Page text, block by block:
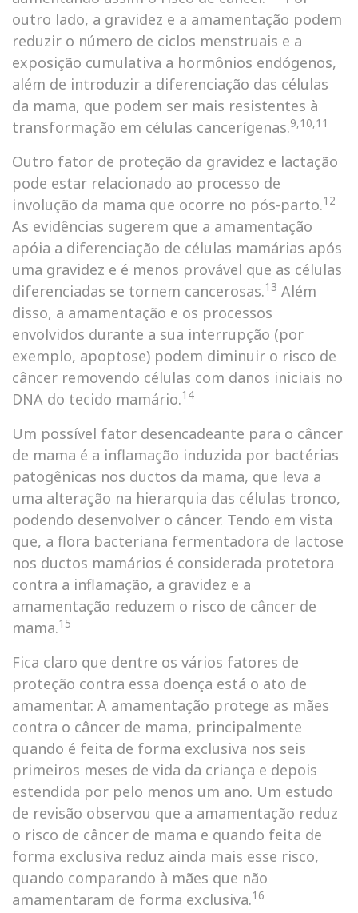
outro lado, a gravidez e a amamentação podem
reduzir o número de ciclos menstruais e a
exposição cumulativa a hormônios endógenos,
além de introduzir a diferenciação das células
da mama, que podem ser mais resistentes à
transformação em células cancerígenas.9,10,11
Outro fator de proteção da gravidez e lactação
pode estar relacionado ao processo de
involução da mama que ocorre no pós-parto.12
As evidências sugerem que a amamentação
apóia a diferenciação de células mamárias após
uma gravidez e é menos provável que as células
diferenciadas se tornem cancerosas.13 Além
disso, a amamentação e os processos
envolvidos durante a sua interrupção (por
exemplo, apoptose) podem diminuir o risco de
câncer removendo células com danos iniciais no
DNA do tecido mamário.14
Um possível fator desencadeante para o câncer
de mama é a inflamação induzida por bactérias
patogênicas nos ductos da mama, que leva a
uma alteração na hierarquia das células tronco,
podendo desenvolver o câncer. Tendo em vista
que, a flora bacteriana fermentadora de lactose
nos ductos mamários é considerada protetora
contra a inflamação, a gravidez e a
amamentação reduzem o risco de câncer de
mama.15
Fica claro que dentre os vários fatores de
proteção contra essa doença está o ato de
amamentar. A amamentação protege as mães
contra o câncer de mama, principalmente
quando é feita de forma exclusiva nos seis
primeiros meses de vida da criança e depois
estendida por pelo menos um ano. Um estudo
de revisão observou que a amamentação reduz
o risco de câncer de mama e quando feita de
forma exclusiva reduz ainda mais esse risco,
quando comparando à mães que não
amamentaram de forma exclusiva.16